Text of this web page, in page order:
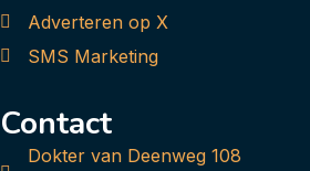
Adverteren op X
SMS Marketing
Contact
Dokter van Deenweg 108